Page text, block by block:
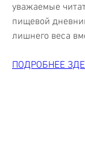
уважаемые
пищевой
лишнего веса
ПОДРОБНЕЕ